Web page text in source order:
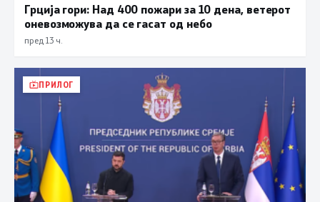
Грција гори: Над 400 пожари за 10 дена, ветерот
оневозможува да се гасат од небо
пред 13 ч.
ПРИЛОГ